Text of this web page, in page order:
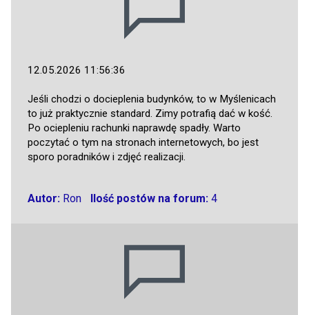
12.05.2026 11:56:36
Jeśli chodzi o docieplenia budynków, to w Myślenicach
to już praktycznie standard. Zimy potrafią dać w kość.
Po ociepleniu rachunki naprawdę spadły. Warto
poczytać o tym na stronach internetowych, bo jest
sporo poradników i zdjęć realizacji.
Autor: Ron Ilość postów na forum:4